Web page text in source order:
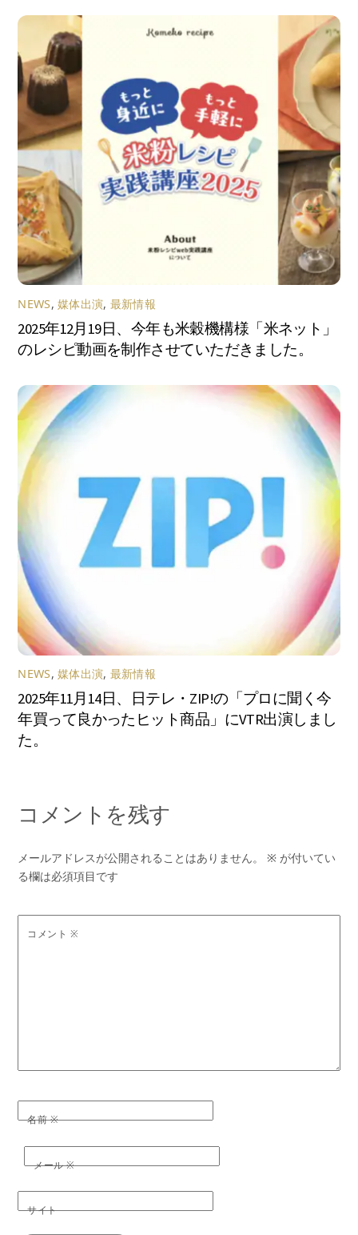
NEWS,媒体出演, 最新情報
2025年12月19日、今年も米穀機構様「米ネット」
のレシピ動画を制作させていただきました。
NEWS,媒体出演, 最新情報
2025年11月14日、日テレ・ZIP!の「プロに聞く今
年買って良かったヒット商品」にVTR出演しまし
た。
コメントを残す
メールアドレスが公開されることはありません。 ※ が付いてい
る欄は必須項目です
コメント ※
名前※
メール※
サイト